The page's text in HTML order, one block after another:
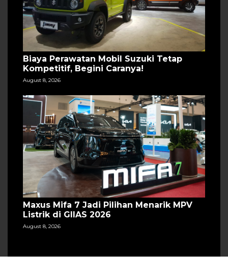
Biaya Perawatan Mobil Suzuki Tetap
Kompetitif, Begini Caranya!
August 8, 2026
Maxus Mifa 7 Jadi Pilihan Menarik MPV
Listrik di GIIAS 2026
August 8, 2026